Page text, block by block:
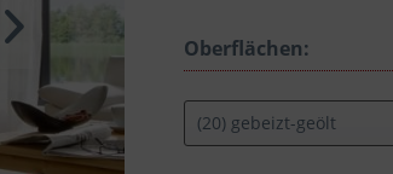
Oberflächen: